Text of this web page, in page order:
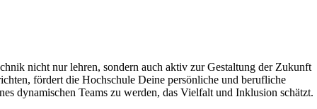
nicht nur lehren, sondern auch aktiv zur Gestaltung der Zukunft
fördert die Hochschule Deine persönliche und berufliche
dynamischen Teams zu werden, das Vielfalt und Inklusion schätzt.